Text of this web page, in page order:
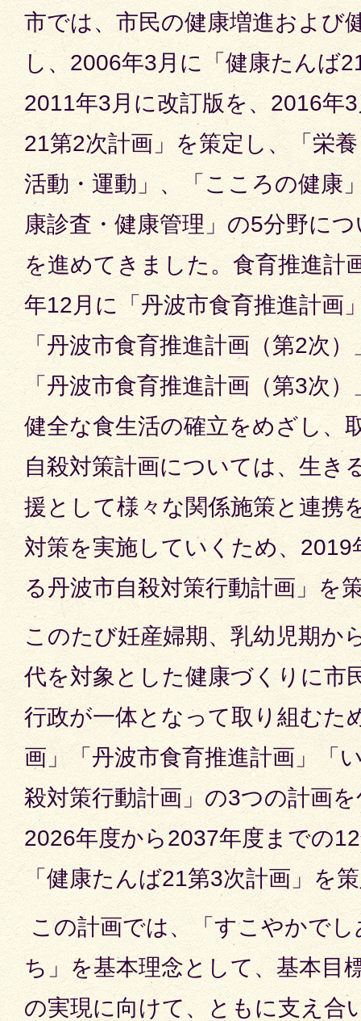
市では、市民の健康増進および
し、2006年3月に「健康たんば
2011年3月に改訂版を、2016年
21第2次計画」を策定し、「栄
活動・運動」、「こころの健康
康診査・健康管理」の5分野に
を進めてきました。食育推進計
年12月に「丹波市食育推進計画
「丹波市食育推進計画（第2次
「丹波市食育推進計画（第3次
健全な食生活の確立をめざし、
自殺対策計画については、生き
援として様々な関係施策と連携
対策を実施していくため、
る丹波市自殺対策行動計画」を
このたび妊産婦期、乳幼児期か
代を対象とした健康づくりに市
行政が一体となって取り組むた
画」「丹波市食育推進計画」「
殺対策行動計画」の3つの計画
2026年度から2037年度までの
「健康たんば21第3次計画」を
この計画では、「すこやかで
ち」を基本理念として、基本目
の実現に向けて、ともに支え合